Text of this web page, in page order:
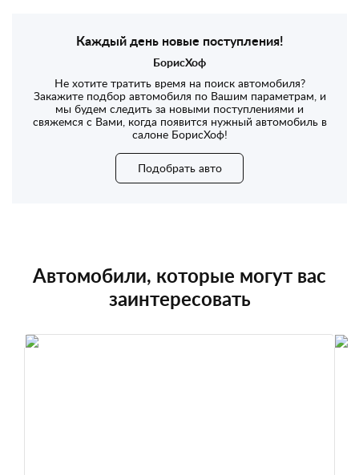
Каждый день новые поступления!
БорисХоф
Не хотите тратить время на поиск автомобиля?
Закажите подбор автомобиля по Вашим параметрам, и
мы будем следить за новыми поступлениями и
свяжемся с Вами, когда появится нужный автомобиль в
салоне БорисХоф!
Подобрать авто
Автомобили, которые могут вас
заинтересовать